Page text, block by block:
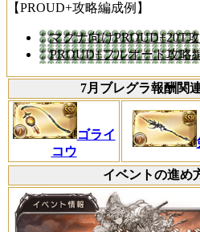
【PROUD+攻略編成例】
マグナ向けPROUD+20T
PROUD+フルオート攻略
7月ブレグラ報酬関
ゴライ
コウ
イベントの進め